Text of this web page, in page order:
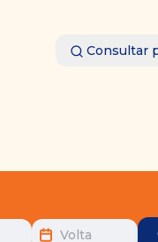
Consultar
Volta